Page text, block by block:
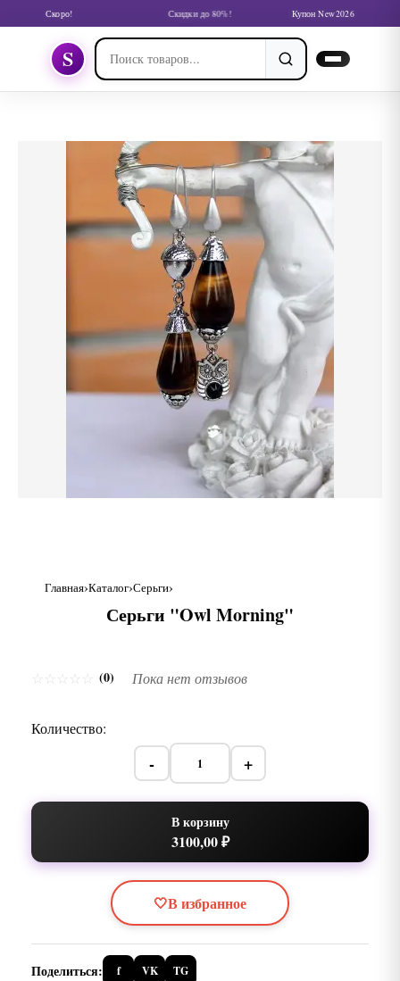
Скоро! Скидки до 80%! Купон New2026
S
Главная Каталог Серьги
Серьги "Owl Morning"
(0) Пока нет отзывов
Количество:
- +
В корзину
3100,00 ₽
🤍В избранное
Поделиться: f VK TG